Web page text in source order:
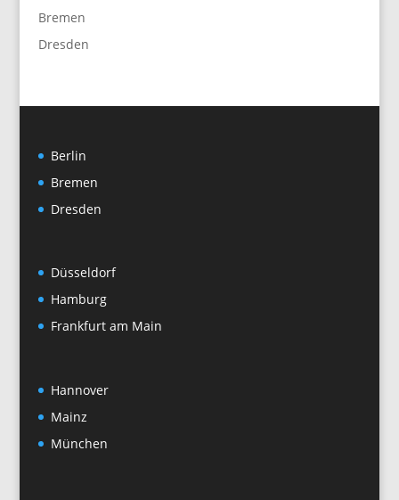
Bremen
Dresden
Berlin
Bremen
Dresden
Düsseldorf
Hamburg
Frankfurt am Main
Hannover
Mainz
München